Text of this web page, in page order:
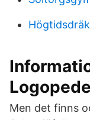
Men det finns